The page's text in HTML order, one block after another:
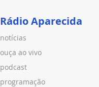
Rádio Aparecida
notícias
ouça ao vivo
podcast
programação